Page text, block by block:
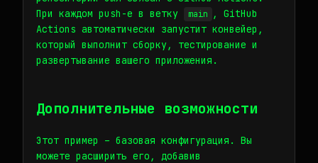
При каждом push-е в ветку
main
, GitHub
Actions автоматически запустит конвейер,
который выполнит сборку, тестирование и
развертывание вашего приложения.
Дополнительные возможности
Этот пример – базовая конфигурация. Вы
можете расширить его, добавив